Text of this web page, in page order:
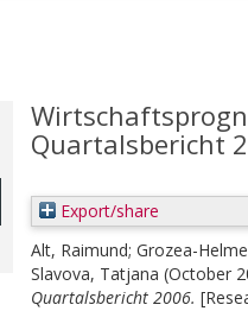
Quartalsbericht
Export/share
Alt, Raimund; Grozea-
Slavova, Tatjana (October
Quartalsbericht 2006.